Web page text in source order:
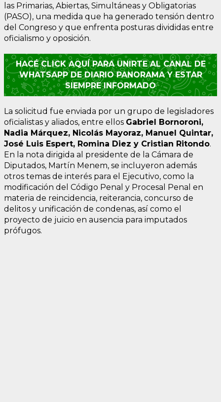
las Primarias, Abiertas, Simultáneas y Obligatorias
(PASO), una medida que ha generado tensión dentro
del Congreso y que enfrenta posturas divididas entre
oficialismo y oposición.
HACÉ CLICK AQUÍ PARA UNIRTE AL CANAL DE
WHATSAPP DE DIARIO PANORAMA Y ESTAR
SIEMPRE INFORMADO
La solicitud fue enviada por un grupo de legisladores
oficialistas y aliados, entre ellos Gabriel Bornoroni,
Nadia Márquez, Nicolás Mayoraz, Manuel Quintar,
José Luis Espert, Romina Diez y Cristian Ritondo.
En la nota dirigida al presidente de la Cámara de
Diputados, Martín Menem, se incluyeron además
otros temas de interés para el Ejecutivo, como la
modificación del Código Penal y Procesal Penal en
materia de reincidencia, reiterancia, concurso de
delitos y unificación de condenas, así como el
proyecto de juicio en ausencia para imputados
prófugos.